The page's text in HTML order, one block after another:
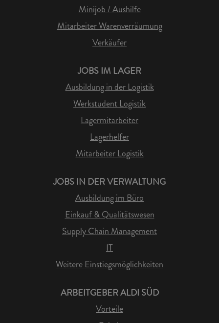
Minijob / Aushilfe
Mitarbeiter Warenverräumung
Verkäufer
JOBS IM LAGER
Ausbildung in der Logistik
Werkstudent Logistik
Lagermitarbeiter
Lagerhelfer
Mitarbeiter Logistik
JOBS IN DER VERWALTUNG
Ausbildung im Büro
Einkauf & Qualitätswesen
Supply Chain Management
IT
Weitere Einstiegsmöglichkeiten
ARBEITGEBER ALDI SÜD
Vorteile